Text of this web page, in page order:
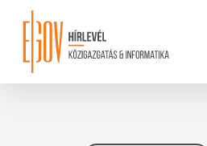
content